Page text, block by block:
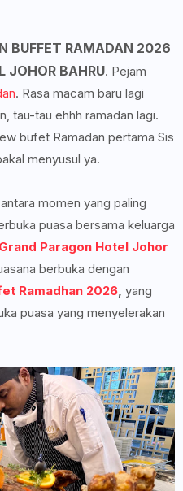
BUFFET RAMADAN 2026
JOHOR BAHRU. Pejam
. Rasa macam baru lagi
tau-tau ehhh ramadan lagi.
bufet Ramadan pertama Sis
menyusul ya.
momen yang paling
puasa bersama keluarga
Grand Paragon Hotel Johor
berbuka dengan
Ramadhan 2026, yang
puasa yang menyelerakan